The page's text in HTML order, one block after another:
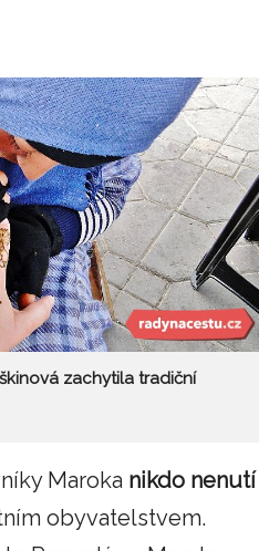
zachytila tradiční
Maroka nikdo nenutí
obyvatelstvem.